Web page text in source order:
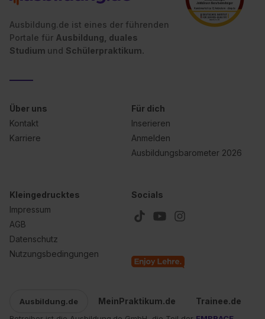
Ausbildung.de ist eines der führenden
Portale für Ausbildung, duales
Studium und Schülerpraktikum.
Über uns
Kontakt
Karriere
Für dich
Inserieren
Anmelden
Ausbildungsbarometer 2026
Kleingedrucktes
Impressum
AGB
Datenschutz
Nutzungsbedingungen
Socials
Ausbildung.de MeinPraktikum.de Trainee.de